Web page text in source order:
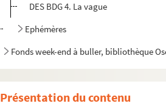
DES BDG 4. La vague
Ephémères
Fonds week-end à buller, bibliothèque
Présentation du contenu